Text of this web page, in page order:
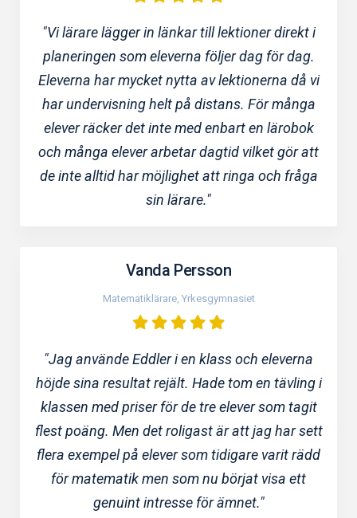
"Vi lärare lägger in länkar till lektioner direkt i
planeringen som eleverna följer dag för dag.
Eleverna har mycket nytta av lektionerna då vi
har undervisning helt på distans. För många
elever räcker det inte med enbart en lärobok
och många elever arbetar dagtid vilket gör att
de inte alltid har möjlighet att ringa och fråga
sin lärare."
Vanda Persson
Matematiklärare, Yrkesgymnasiet
"Jag använde Eddler i en klass och eleverna
höjde sina resultat rejält. Hade tom en tävling i
klassen med priser för de tre elever som tagit
flest poäng. Men det roligast är att jag har sett
flera exempel på elever som tidigare varit rädd
för matematik men som nu börjat visa ett
genuint intresse för ämnet."